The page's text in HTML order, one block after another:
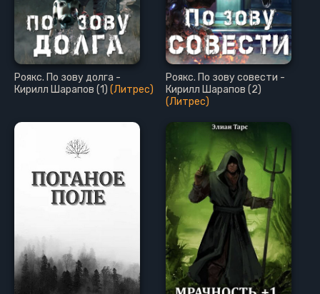
Роякс. По зову долга -
Кирилл Шарапов (1) (Литрес)
Роякс. По зову совести -
Кирилл Шарапов (2)
(Литрес)